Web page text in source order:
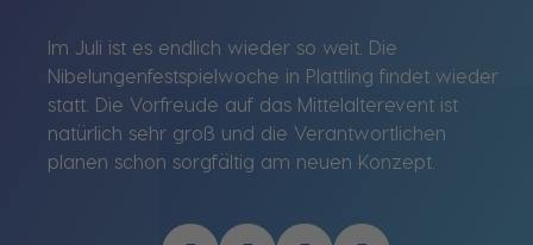
Im Juli ist es endlich wieder so weit. Die
Nibelungenfestspielwoche in Plattling findet wieder
statt. Die Vorfreude auf das Mittelalterevent ist
natürlich sehr groß und die Verantwortlichen
planen schon sorgfältig am neuen Konzept.